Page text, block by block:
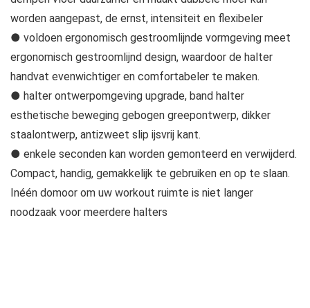
worden aangepast, de ernst, intensiteit en flexibeler
● voldoen ergonomisch gestroomlijnde vormgeving meet
ergonomisch gestroomlijnd design, waardoor de halter
handvat evenwichtiger en comfortabeler te maken.
● halter ontwerpomgeving upgrade, band halter
esthetische beweging gebogen greepontwerp, dikker
staalontwerp, antizweet slip ijsvrij kant.
● enkele seconden kan worden gemonteerd en verwijderd.
Compact, handig, gemakkelijk te gebruiken en op te slaan.
Inéén domoor om uw workout ruimte is niet langer
noodzaak voor meerdere halters